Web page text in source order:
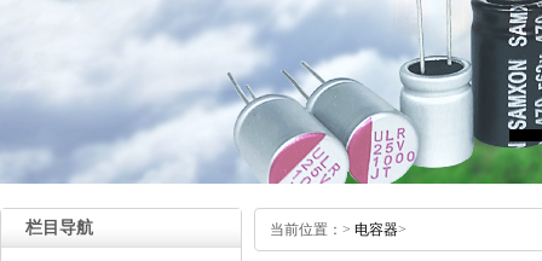
栏目导航 当前位置： > 电容器>